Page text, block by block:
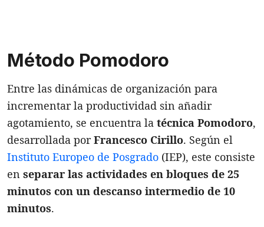
Método Pomodoro
Entre las dinámicas de organización para
incrementar la productividad sin añadir
agotamiento, se encuentra la técnica Pomodoro,
desarrollada porFrancesco Cirillo. Según el
Instituto Europeo de Posgrado (IEP), este consiste
en separar las actividades en bloques de 25
minutos con un descanso intermedio de 10
minutos.